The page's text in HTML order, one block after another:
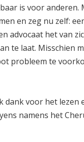
is voor
en zeg nu zelf:
advocaat het van
te laat. Misschien
probleem te
dank voor het lezen
namens het